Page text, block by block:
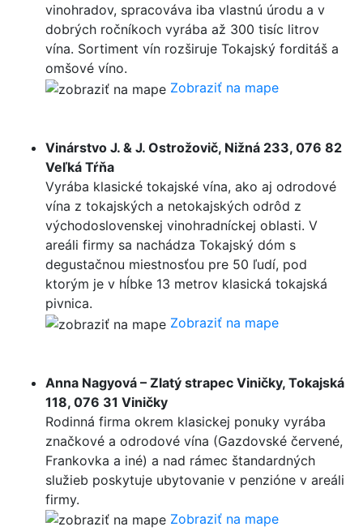
vinohradov, spracováva iba vlastnú úrodu a v
dobrých ročníkoch vyrába až 300 tisíc litrov
vína. Sortiment vín rozširuje Tokajský forditáš a
omšové víno.
Zobraziť na mape
Vinárstvo J. & J. Ostrožovič, Nižná 233, 076 82
Veľká Tŕňa
Vyrába klasické tokajské vína, ako aj odrodové
vína z tokajských a netokajských odrôd z
východoslovenskej vinohradníckej oblasti. V
areáli firmy sa nachádza Tokajský dóm s
degustačnou miestnosťou pre 50 ľudí, pod
ktorým je v hĺbke 13 metrov klasická tokajská
pivnica.
Zobraziť na mape
Anna Nagyová – Zlatý strapec Viničky, Tokajská
118, 076 31 Viničky
Rodinná firma okrem klasickej ponuky vyrába
značkové a odrodové vína (Gazdovské červené,
Frankovka a iné) a nad rámec štandardných
služieb poskytuje ubytovanie v penzióne v areáli
firmy.
Zobraziť na mape